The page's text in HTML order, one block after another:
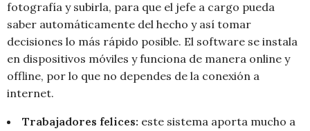
fotografía y subirla, para que el jefe a cargo pueda
saber automáticamente del hecho y así tomar
decisiones lo más rápido posible. El software se instala
en dispositivos móviles y funciona de manera online y
offline, por lo que no dependes de la conexión a
internet.
Trabajadores felices: este sistema aporta mucho a